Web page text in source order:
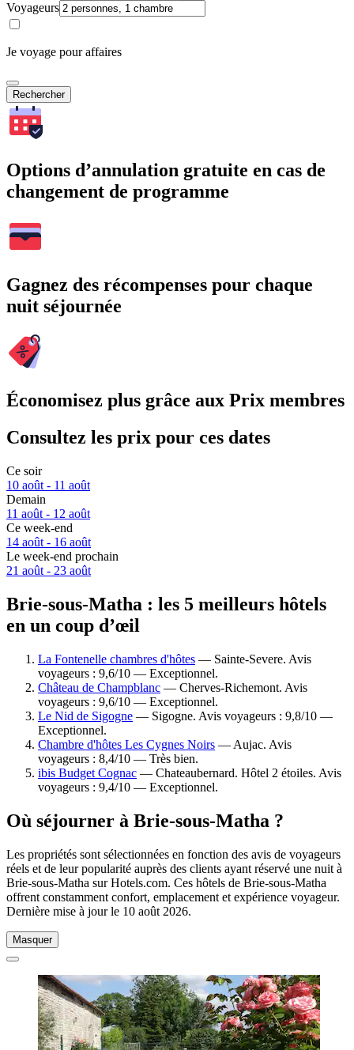
Voyageurs
Je voyage pour affaires
Rechercher
Options d’annulation gratuite en cas de
changement de programme
Gagnez des récompenses pour chaque
nuit séjournée
Économisez plus grâce aux Prix membres
Consultez les prix pour ces dates
Ce soir
10 août - 11 août
Demain
11 août - 12 août
Ce week-end
14 août - 16 août
Le week-end prochain
21 août - 23 août
Brie-sous-Matha : les 5 meilleurs hôtels
en un coup d’œil
La Fontenelle chambres d'hôtes — Sainte-Severe. Avis
voyageurs : 9,6/10 — Exceptionnel.
Château de Champblanc — Cherves-Richemont. Avis
voyageurs : 9,6/10 — Exceptionnel.
Le Nid de Sigogne — Sigogne. Avis voyageurs : 9,8/10 —
Exceptionnel.
Chambre d'hôtes Les Cygnes Noirs — Aujac. Avis
voyageurs : 8,4/10 — Très bien.
ibis Budget Cognac — Chateaubernard. Hôtel 2 étoiles. Avis
voyageurs : 9,4/10 — Exceptionnel.
Où séjourner à Brie-sous-Matha ?
Les propriétés sont sélectionnées en fonction des avis de voyageurs
réels et de leur popularité auprès des clients ayant réservé une nuit à
Brie-sous-Matha sur Hotels.com. Ces hôtels de Brie-sous-Matha
offrent constamment confort, emplacement et expérience voyageur.
Dernière mise à jour le 10 août 2026.
Masquer